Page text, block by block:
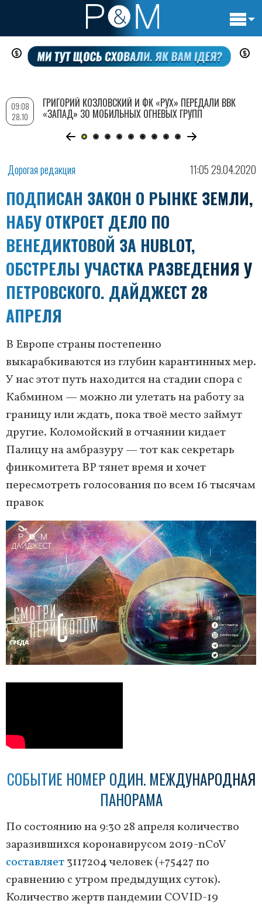
Перейти
содержанию
Дорогая редакция 11:05 29.04.2020
ПОДПИСАН ЗАКОН О РЫНКЕ ЗЕМЛИ,
НАБУ ОТКРОЕТ ДЕЛО ПО
ВЕНЕДИКТОВОЙ ЗА HUBLOT,
ОБСТРЕЛЫ УЧАСТКА РАЗВЕДЕНИЯ У
ПЕТРОВСКОГО. ДАЙДЖЕСТ 28
АПРЕЛЯ
В Европе страны постепенно
выкарабкиваются из глубин карантинных мер.
У нас этот путь находится на стадии спора с
Кабмином — можно ли улетать на работу за
границу или ждать, пока твоё место займут
другие. Коломойский в отчаянии кидает
Палицу на амбразуру — тот как секретарь
финкомитета ВР тянет время и хочет
пересмотреть голосования по всем 16 тысячам
правок
СОБЫТИЕ НОМЕР ОДИН. МЕЖДУНАРОДНАЯ
ПАНОРАМА
По состоянию на 9:30 28 апреля количество
заразившихся коронавирусом 2019-nCoV
составляет3117204 человек (+75427 по
сравнению с утром предыдущих суток).
Количество жертв пандемии COVID-19
09:08
28.10
ГРИГОРИЙ КОЗЛОВСКИЙ И ФК «РУХ» ПЕРЕДАЛИ ВВК
«ЗАПАД» 30 МОБИЛЬНЫХ ОГНЕВЫХ ГРУПП